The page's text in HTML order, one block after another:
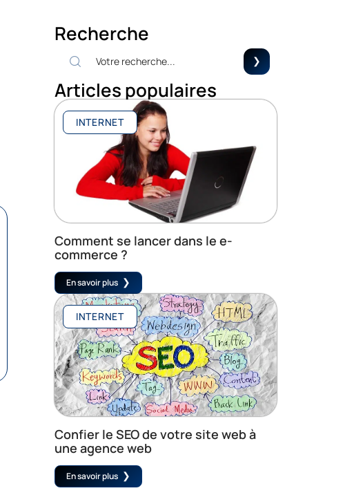
Recherche
Articles populaires
INTERNET
Comment se lancer dans le e-
commerce ?
En savoir plus
INTERNET
Confier le SEO de votre site web à
une agence web
En savoir plus